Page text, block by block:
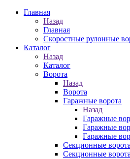
Главная
Назад
Главная
Скоростные рулонные
Каталог
Назад
Каталог
Ворота
Назад
Ворота
Гаражные ворота
Назад
Гаражные
Гаражные
Гаражные
Секционные
Секционные